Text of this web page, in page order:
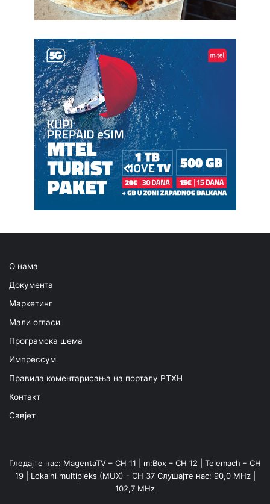
О нама
Документа
Маркетинг
Мали огласи
Програмска шема
Импрессум
Правила коментарисања на порталу РТХН
Контакт
Савјет
Гледајте нас: MagentaTV – CH 11 | m:Box – CH 12 | Telemach – CH
19 | Lokalni multipleks (MUX) - CH 37 Слушајте нас: 90,0 MHz |
102,7 MHz